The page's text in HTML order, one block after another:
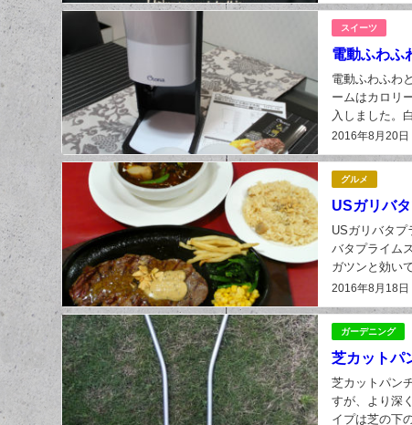
スイーツ
電動ふわふ
2016年8月20日
電動ふわふわ
ームはカロリ
入しました。
のレシピと製
グルメ
USガリバ
2016年8月18日
USガリバタ
バタプライム
ガツンと効い
柔らかでジュ
ガーデニング
芝カットパ
芝カットパン
すが、より深
イプは芝の下